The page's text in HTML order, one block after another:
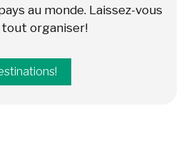
au monde. Laissez-vous
tout organiser!